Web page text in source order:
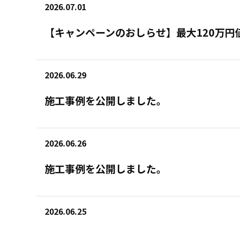
2026.07.01
【キャンペーンのおしらせ】最大120万
2026.06.29
施工事例を公開しました。
2026.06.26
施工事例を公開しました。
2026.06.25